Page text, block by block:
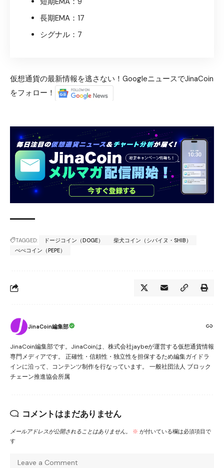
長期EMA：17
シグナル：7
仮想通貨の最新情報を逃さない！GoogleニュースでJinaCoin
をフォロー！
TAGGED: ドージコイン（DOGE）
柴犬コイン（シバイヌ・SHIB）
ぺぺコイン（PEPE）
JinaCoin編集部
JinaCoin編集部です。JinaCoinは、株式会社jaybeが運営する仮想通貨情報
専門メディアです。 正確性・信頼性・独立性を担保するため編集ガイドラ
インに沿って、コンテンツ制作を行なっています。 一般社団法人 ブロック
チェーン推進協会所属
コメントはまだありません
メールアドレスが公開されることはありません。 ※ が付いている欄は必須項目で
す